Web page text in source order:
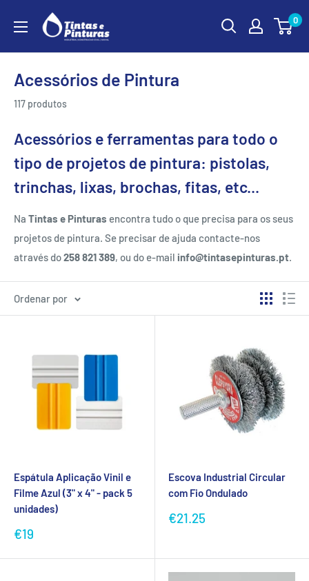
para
0
Acessórios de Pintura
117 produtos
Acessórios e ferramentas para todo o
tipo de projetos de pintura: pistolas,
trinchas, lixas, brochas, fitas, etc...
Na Tintas e Pinturas encontra tudo o que precisa para os seus
projetos de pintura. Se precisar de ajuda contacte-nos
através do258 821 389, ou do e-mail info@tintasepinturas.pt.
Ordenar por
Espátula Aplicação Vinil e
Filme Azul (3" x 4" - pack 5
unidades)
Preço
€19
Escova Industrial Circular
com Fio Ondulado
Preço
€21.25